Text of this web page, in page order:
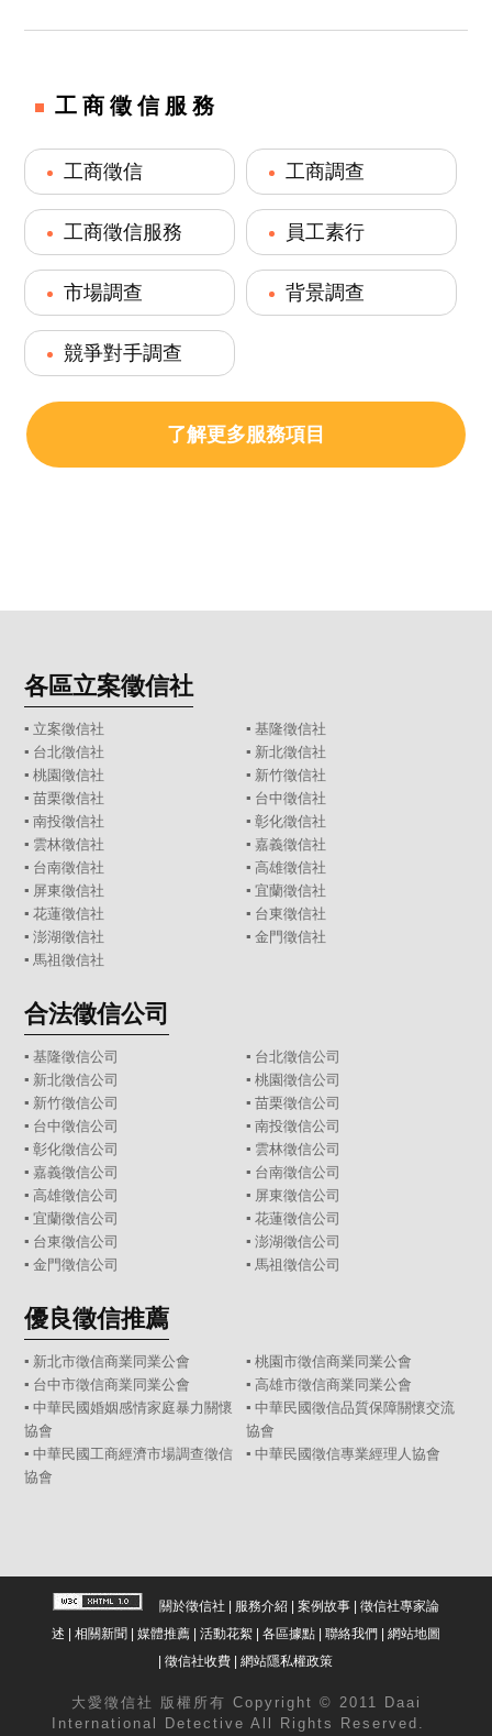
工商徵信服務
工商徵信 工商調查
工商徵信服務 員工素行
市場調查 背景調查
競爭對手調查
了解更多服務項目
各區立案徵信社
▪ 立案徵信社 ▪ 基隆徵信社
▪ 台北徵信社 ▪ 新北徵信社
▪桃園徵信社 ▪ 新竹徵信社
▪苗栗徵信社 ▪ 台中徵信社
▪南投徵信社 ▪ 彰化徵信社
▪ 雲林徵信社 ▪ 嘉義徵信社
▪ 台南徵信社 ▪ 高雄徵信社
▪ 屏東徵信社 ▪ 宜蘭徵信社
▪花蓮徵信社 ▪ 台東徵信社
▪澎湖徵信社 ▪ 金門徵信社
▪ 馬祖徵信社
合法徵信公司
▪基隆徵信公司 ▪ 台北徵信公司
▪ 新北徵信公司 ▪ 桃園徵信公司
▪ 新竹徵信公司 ▪ 苗栗徵信公司
▪ 台中徵信公司 ▪ 南投徵信公司
▪彰化徵信公司 ▪ 雲林徵信公司
▪嘉義徵信公司 ▪ 台南徵信公司
▪高雄徵信公司 ▪ 屏東徵信公司
▪宜蘭徵信公司 ▪ 花蓮徵信公司
▪ 台東徵信公司 ▪ 澎湖徵信公司
▪金門徵信公司 ▪ 馬祖徵信公司
優良徵信推薦
▪ 新北市徵信商業同業公會
▪ 桃園市徵信商業同業公會
▪ 台中市徵信商業同業公會
▪ 高雄市徵信商業同業公會
▪ 中華民國婚姻感情家庭暴力關懷
協會
▪ 中華民國徵信品質保障關懷交流
協會
▪ 中華民國工商經濟市場調查徵信
協會
▪ 中華民國徵信專業經理人協會
關於徵信社 | 服務介紹| 案例故事| 徵信社專家論
述 | 相關新聞 | 媒體推薦| 活動花絮| 各區據點| 聯絡我們| 網站地圖
|徵信社收費 |網站隱私權政策
大愛 徵信社
版權所有 Copyright © 2011 Daai
International Detective All Rights Reserved.